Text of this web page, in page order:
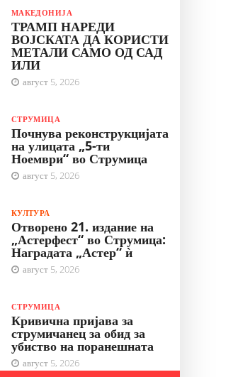
МАКЕДОНИЈА
ТРАМП НАРЕДИ
ВОЈСКАТА ДА КОРИСТИ
МЕТАЛИ САМО ОД САД
ИЛИ
август 5, 2026
СТРУМИЦА
Почнува реконструкцијата
на улицата „5-ти
Ноември“ во Струмица
август 5, 2026
КУЛТУРА
Отворено 21. издание на
„Астерфест“ во Струмица:
Наградата „Астер“ ѝ
август 5, 2026
СТРУМИЦА
Кривична пријава за
струмичанец за обид за
убиство на поранешната
август 5, 2026